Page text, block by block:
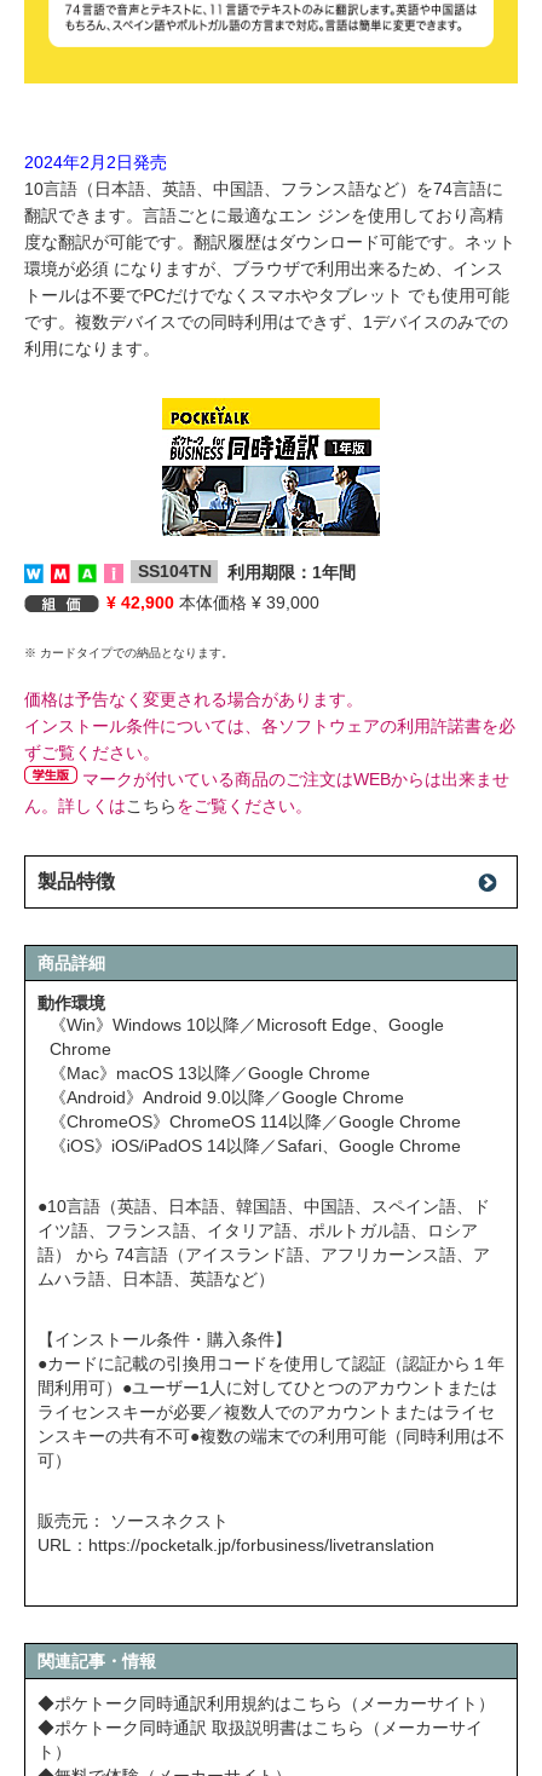
2024年2月2日発売
10言語（日本語、英語、中国語、フランス語など）を74言語に
翻訳できます。言語ごとに最適なエン ジンを使用しており高精
度な翻訳が可能です。翻訳履歴はダウンロード可能です。ネット
環境が必須 になりますが、ブラウザで利用出来るため、インス
トールは不要でPCだけでなくスマホやタブレット でも使用可能
です。複数デバイスでの同時利用はできず、1デバイスのみでの
利用になります。
SS104TN
利用期限：1年間
¥ 42,900 本体価格 ¥ 39,000
※ カードタイプでの納品となります。
価格は予告なく変更される場合があります。
インストール条件については、各ソフトウェアの利用許諾書を必
ずご覧ください。
マークが付いている商品のご注文はWEBからは出来ませ
ん。詳しくはこちらをご覧ください。
製品特徴
商品詳細
動作環境
《Win》Windows 10以降／Microsoft Edge、Google
Chrome
《Mac》macOS 13以降／Google Chrome
《Android》Android 9.0以降／Google Chrome
《ChromeOS》ChromeOS 114以降／Google Chrome
《iOS》iOS/iPadOS 14以降／Safari、Google Chrome
●10言語（英語、日本語、韓国語、中国語、スペイン語、ド
イツ語、フランス語、イタリア語、ポルトガル語、ロシア
語） から 74言語（アイスランド語、アフリカーンス語、ア
ムハラ語、日本語、英語など）
【インストール条件・購入条件】
●カードに記載の引換用コードを使用して認証（認証から１年
間利用可）●ユーザー1人に対してひとつのアカウントまたは
ライセンスキーが必要／複数人でのアカウントまたはライセ
ンスキーの共有不可●複数の端末での利用可能（同時利用は不
可）
販売元： ソースネクスト
URL： https://pocketalk.jp/forbusiness/livetranslation
関連記事・情報
◆ポケトーク同時通訳利用規約はこちら（メーカーサイト）
◆ポケトーク同時通訳 取扱説明書はこちら（メーカーサイ
ト）